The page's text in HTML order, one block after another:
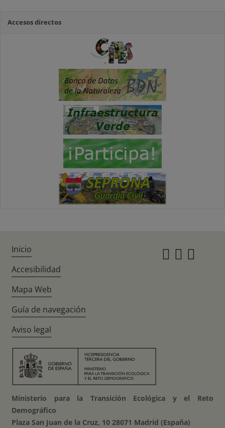
Accesos directos
Inicio
Accesibilidad
Mapa Web
Guía de navegación
Aviso legal
Ministerio para la Transición Ecológica y el Reto
Demográfico
Plaza San Juan de la Cruz, 10 28071 Madrid (España)